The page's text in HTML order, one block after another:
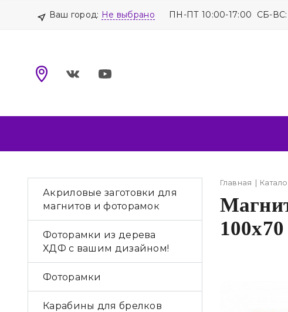
Ваш город: Не выбрано ПН-ПТ 10:00-17:00 СБ-ВС:
Главная
Акриловые заготовки для
магнитов и фоторамок
Фоторамки из дерева
ХДФ с вашим дизайном!
Фоторамки
Карабины для брелков